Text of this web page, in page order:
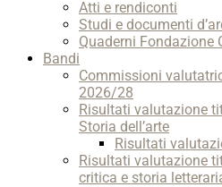
Atti e rendiconti
Studi e documenti
Quaderni Fondazione
Bandi
Commissioni
2026/28
Risultati valutazione
Storia dell’arte
Risultati
Risultati valutazione
critica e storia